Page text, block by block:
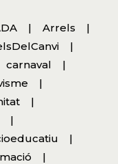
Arrels
carnaval